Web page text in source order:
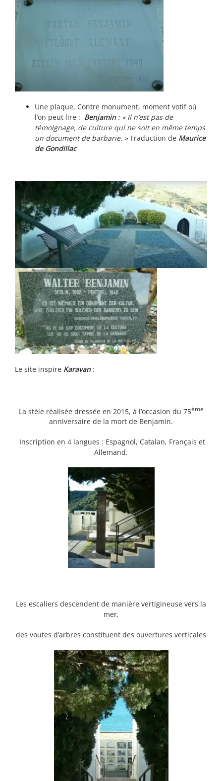
Une plaque, Contre monument, moment votif où
l’on peut lire : Benjamin : « Il n’est pas de
témoignage, de culture qui ne soit en même temps
un document de barbarie. »Traduction de Maurice
de Gondillac
Le site inspire Karavan:
La stèle réalisée dressée en 2015, à l’occasion du 75ème
anniversaire de la mort de Benjamin.
Inscription en 4 langues : Espagnol, Catalan, Français et
Allemand.
Les escaliers descendent de manière vertigineuse vers la
mer,
des voutes d’arbres constituent des ouvertures verticales